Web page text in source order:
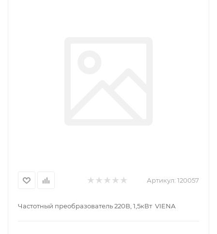
Артикул: 120057
Частотный преобразователь 220В, 1,5кВт VIENA